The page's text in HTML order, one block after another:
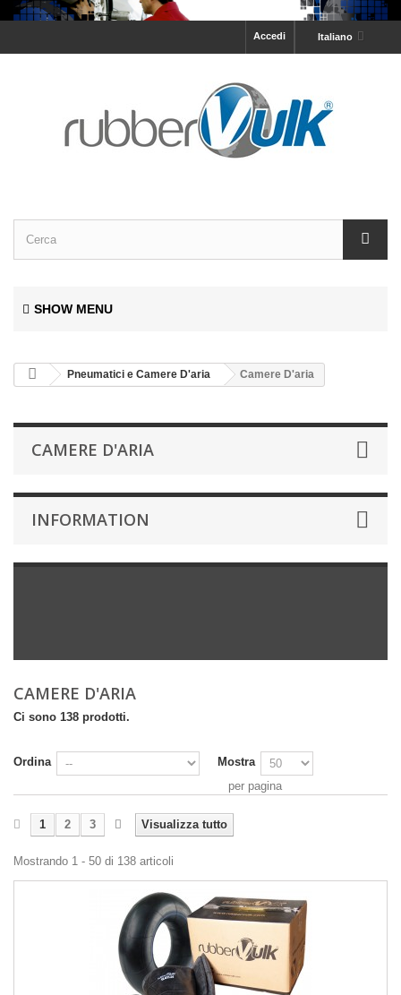
Italiano
Accedi
SHOW MENU
Pneumatici e Camere D'aria Camere D'aria
CAMERE D'ARIA
INFORMATION
CAMERE D'ARIA
Ci sono 138 prodotti.
Ordina
Mostra
per pagina
Visualizza tutto
1 2 3
Mostrando 1 - 50 di 138 articoli